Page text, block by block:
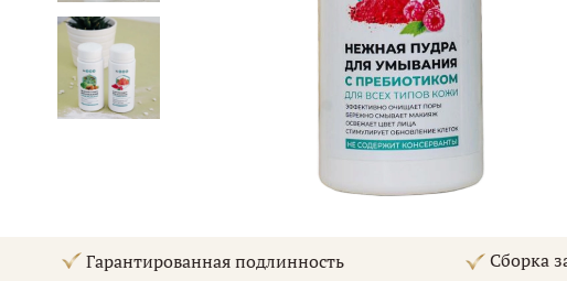
Гарантированная подлинность Сборка